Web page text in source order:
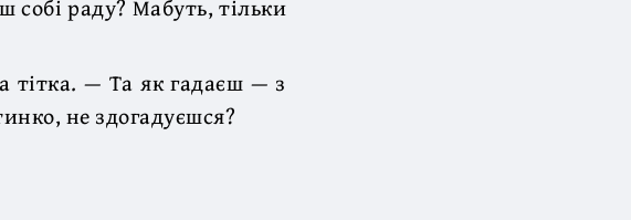
раду? Мабуть, тільки
тітка. — Та як гадаєш — з
не здогадуєшся?